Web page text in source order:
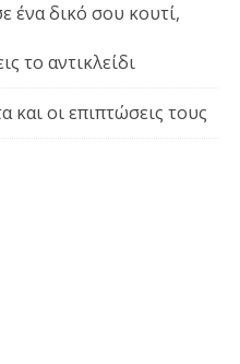
ένα δικό σου κουτί,
το αντικλείδι
και οι επιπτώσεις τους